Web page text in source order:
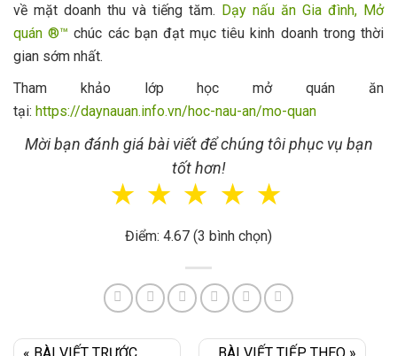
về mặt doanh thu và tiếng tăm. Dạy nấu ăn Gia đình, Mở
quán ®™ chúc các bạn đạt mục tiêu kinh doanh trong thời
gian sớm nhất.
Tham khảo lớp học mở quán ăn
tại: https://daynauan.info.vn/hoc-nau-an/mo-quan
Mời bạn đánh giá bài viết để chúng tôi phục vụ bạn
tốt hơn!
☆
☆
☆
☆
☆
Điểm: 4.67 (3 bình chọn)